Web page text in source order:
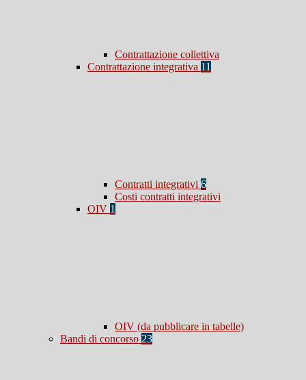
Contrattazione collettiva
Contrattazione integrativa 11
Contratti integrativi 6
Costi contratti integrativi
OIV 1
OIV (da pubblicare in tabelle)
Bandi di concorso 23